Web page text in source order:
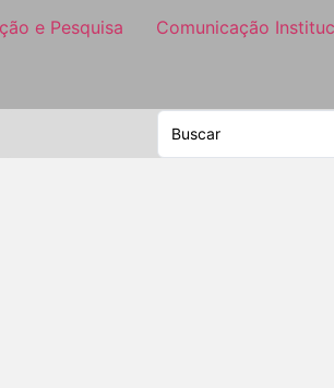
e Pesquisa Comunicação